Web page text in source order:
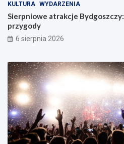
KULTURA WYDARZENIA
Sierpniowe atrakcje
przygody
6 sierpnia 2026